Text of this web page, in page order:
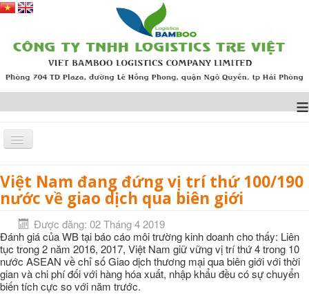
≡
Trang chủ
TIN TỨC
Việt Nam đang đứng vị trí thứ 100/190 nước về giao dịch qua
biên giới
Việt Nam đang đứng vị trí thứ 100/190
nước về giao dịch qua biên giới
Được đăng: 02 Tháng 4 2019
Đánh giá của WB tại báo cáo môi trường kinh doanh cho thấy: Liên
tục trong 2 năm 2016, 2017, Việt Nam giữ vững vị trí thứ 4 trong 10
nước ASEAN về chỉ số Giao dịch thương mại qua biên giới với thời
gian và chi phí đối với hàng hóa xuất, nhập khẩu đều có sự chuyển
biến tích cực so với năm trước.